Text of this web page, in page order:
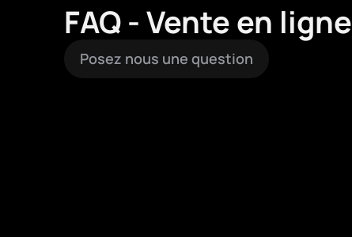
FAQ - Vente en ligne
Posez nous une question